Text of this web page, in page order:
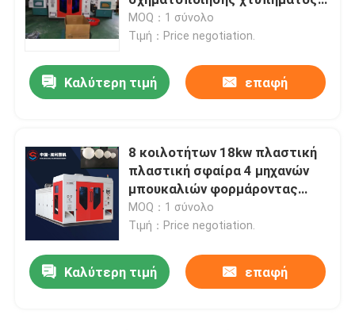
Συνεχής σχηματοποίηση χτυπήματος εξώθησης
Μηχανή σχήματος χτυπήματος συσσωρευτών
διπλή μηχανή σχηματοποίησης χτυπήματος σταθμών
Πλαστική βοηθητική μηχανή
φόρμα σχηματοποίησης χτυπήματος
Πλήρως ηλεκτρική μηχανή σχηματοποίησης
εξώθησης φορμάροντας
MOQ：1 σύνολο
Τιμή：Price negotiation.
Καλύτερη τιμή επαφή
8 κοιλοτήτων 18kw πλαστική
πλαστική σφαίρα 4 μηχανών
μπουκαλιών φορμάροντας
σχήμα χτυπήματος κοιλοτήτων
MOQ：1 σύνολο
Τιμή：Price negotiation.
Καλύτερη τιμή επαφή